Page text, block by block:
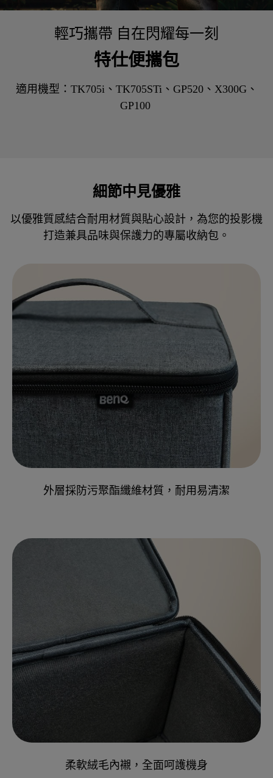
輕巧攜帶 自在閃耀每一刻
特仕便攜包
適用機型：TK705i、TK705STi、GP520、X300G、
GP100
細節中見優雅
以優雅質感結合耐用材質與貼心設計，為您的投影機
打造兼具品味與保護力的專屬收納包。
外層採防污聚酯纖維材質，耐用易清潔
柔軟絨毛內襯，全面呵護機身